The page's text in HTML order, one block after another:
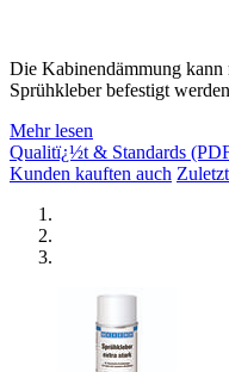
Die Kabinendämmung
Sprühkleber befestigt
Mehr lesen
Qualitï¿½t & Standards
Kunden kauften auch